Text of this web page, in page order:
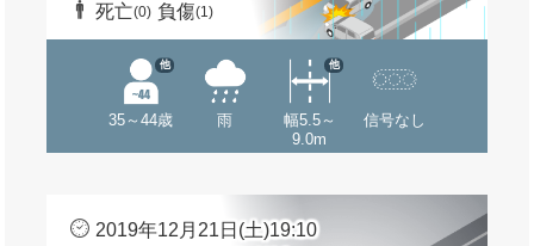
死亡(0) 負傷(1)
35～44歳
他
雨
幅5.5～
9.0m
他
信号なし
2019年12月21日(土)19:10